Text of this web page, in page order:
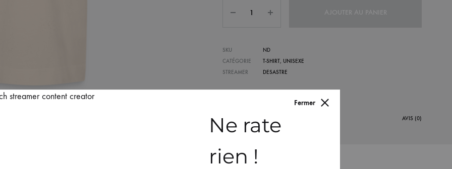
AJOUTER AU PANIER
SKU
ND
CATÉGORIE
T-SHIRT, UNISEXE
STREAMER
DESASTRE
DESCRIPTION / GUIDE DES TAILLES AVIS (0)
Fermer
Ne rate
rien !